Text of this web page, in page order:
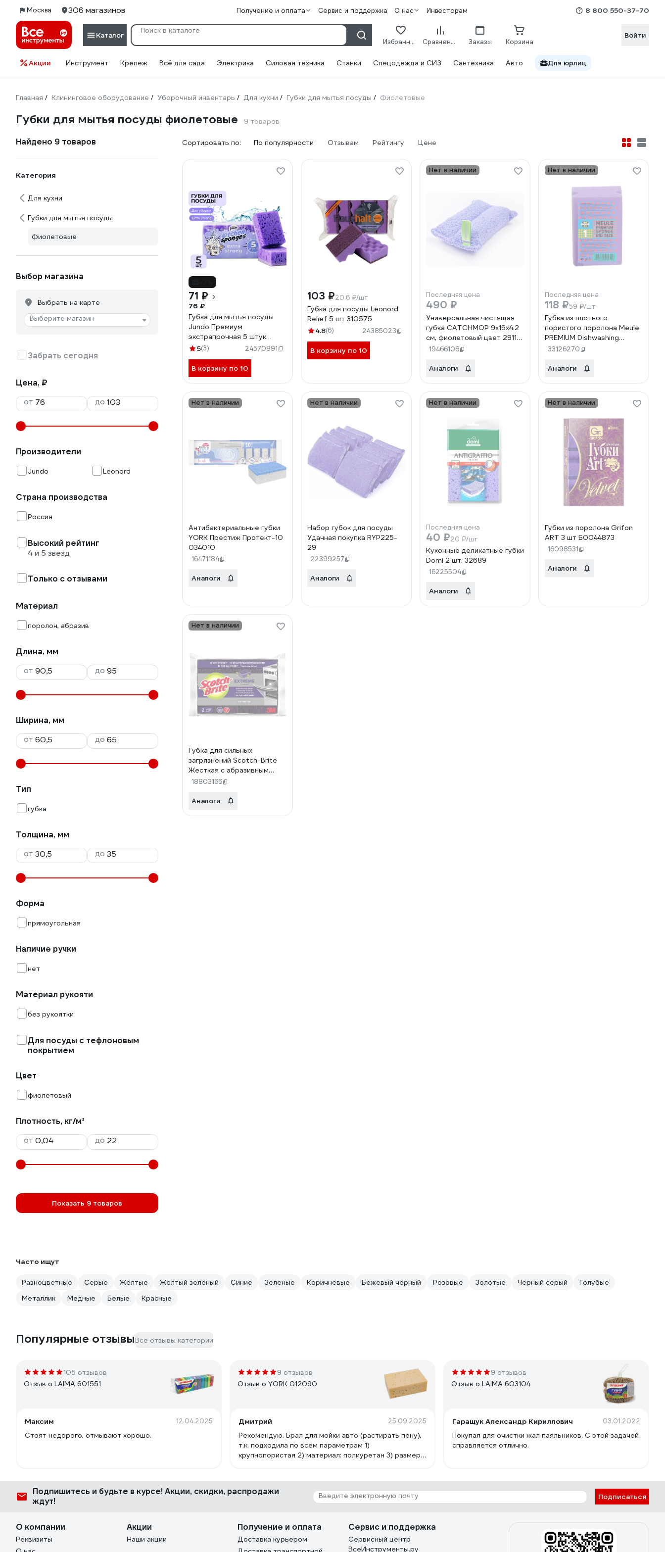
Москва 306 магазинов Получение и оплата Сервис и поддержка О нас Инвесторам 8 800 550-37-70
Каталог
Избранное Сравнение Заказы Корзина
Войти
Акции Инструмент Крепеж Всё для сада Электрика Силовая техника Станки Спецодежда и СИЗ Сантехника Авто Для юрлиц
Главная / Клининговое оборудование / Уборочный инвентарь / Для кухни / Губки для мытья посуды / Фиолетовые
Губки для мытья посуды фиолетовые 9 товаров
Найдено 9 товаров
Категория
Для кухни
Губки для мытья посуды
Фиолетовые
Выбор магазина
Выбрать на карте
Выберите магазин
Забрать сегодня
Цена, ₽
от
до
Производители
Jundo Leonord
Страна производства
Россия
Высокий рейтинг
4 и 5 звезд
Только с отзывами
Материал
поролон, абразив
Длина, мм
от
до
Ширина, мм
от
до
Тип
губка
Толщина, мм
от
до
Форма
прямоугольная
Наличие ручки
нет
Материал рукояти
без рукоятки
Для посуды с тефлоновым
покрытием
Цвет
фиолетовый
Плотность, кг/м³
от
до
Показать 9 товаров
Сортировать по: По популярности Отзывам Рейтингу Цене
71 ₽
76 ₽
Губка для мытья посуды
Jundo Премиум
экстрапрочная 5 штук
4903720021507
5(3) 24570891
В корзину по 10
103 ₽20.6 ₽/шт
Губка для посуды Leonord
Relief 5 шт 310575
4.8(6) 24385023
В корзину по 10
Нет в наличии
Последняя цена
490 ₽
Универсальная чистящая
губка CATCHMOP 9x16x4.2
см, фиолетовый цвет 2911-
3016
19466106
Аналоги
Нет в наличии
Последняя цена
118 ₽59 ₽/шт
Губка из плотного
пористого поролона Meule
PREMIUM Dishwashing
sponges BIG SIZE (Айсберг)
33126270
Аналоги
Нет в наличии
Антибактериальные губки
YORK Престиж Протект-10
034010
16471184
Аналоги
Нет в наличии
Набор губок для посуды
Удачная покупка RYP225-
29
22399257
Аналоги
Нет в наличии
Последняя цена
40 ₽20 ₽/шт
Кухонные деликатные губки
Domi 2 шт. 32689
16225504
Аналоги
Нет в наличии
Губки из поролона Grifon
ART 3 шт Б0044873
16098531
Аналоги
Нет в наличии
Губка для сильных
загрязнений Scotch-Brite
Жесткая с абразивным
слоем, формованная, 2 шт
18803166
Аналоги
Часто ищут
Разноцветные Серые Желтые Желтый зеленый Синие Зеленые Коричневые Бежевый черный Розовые Золотые Черный серый
Голубые
Металлик
Медные Белые Красные
Популярные отзывыВсе отзывы категории
105 отзывов
Отзыв о LAIMA 601551
Максим 12.04.2025
Стоят недорого, отмывают хорошо.
9 отзывов
Отзыв о YORK 012090
Дмитрий 25.09.2025
Рекомендую. Брал для мойки авто (растирать пену),
т.к. подходила по всем параметрам 1)
крупнопористая 2) материал: полиуретан 3) размер
от 300р и более)
9 отзывов
Отзыв о LAIMA 603104
Гаращук Александр Кириллович 03.01.2022
Покупал для очистки жал паяльников. С этой задачей
справляется отлично.
Подпишитесь и будьте в курсе! Акции, скидки, распродажи
ждут!
Подписаться
О компании
Реквизиты
Акции
Наши акции
Получение и оплата
Доставка курьером
Сервис и поддержка
Сервисный центр
ВсеИнструменты.ру